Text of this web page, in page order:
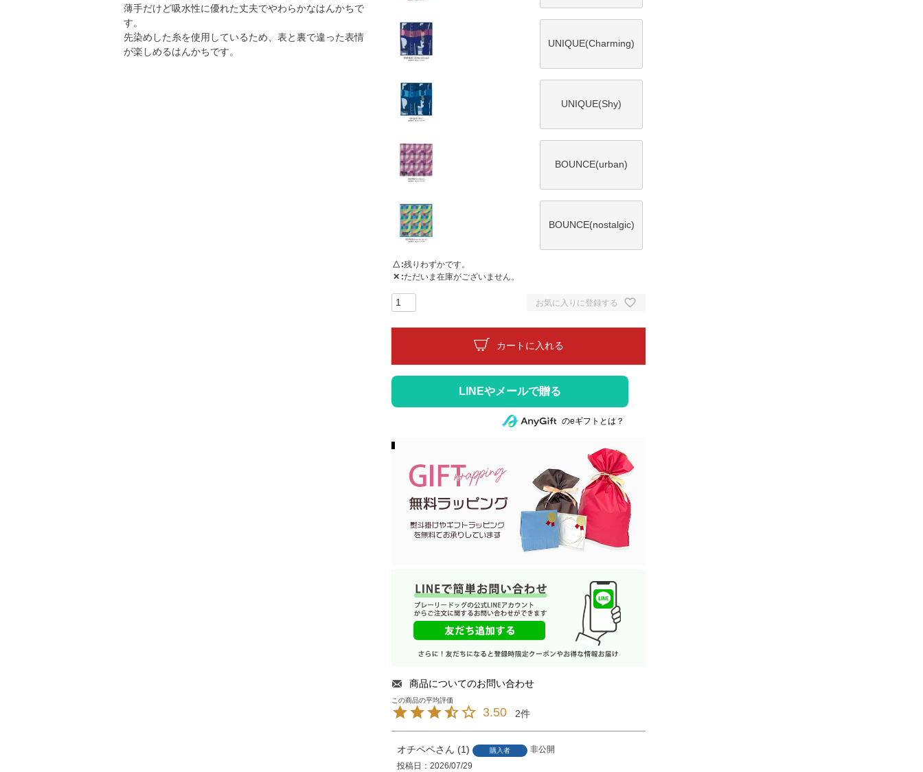
薄手だけど吸水性に優れた丈夫でやわらかなはんかちで
す。
先染めした糸を使用しているため、表と裏で違った表情
が楽しめるはんかちです。
UNIQUE(Charming)
UNIQUE(Shy)
BOUNCE(urban)
BOUNCE(nostalgic)
△ 残りわずかです。
✕ ただいま在庫がございません。
お気に入りに登録する
カートに入れる
のeギフトとは？
商品についてのお問い合わせ
3.50 2
オチペペ 1 購入者
非公開
投稿日
2026/07/29